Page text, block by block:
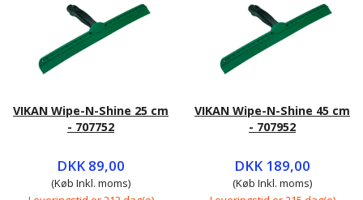
VIKAN Wipe-N-Shine 25 cm
- 707752
DKK 89,00
(Køb Inkl. moms)
VIKAN Wipe-N-Shine 45 cm
- 707952
DKK 189,00
(Køb Inkl. moms)